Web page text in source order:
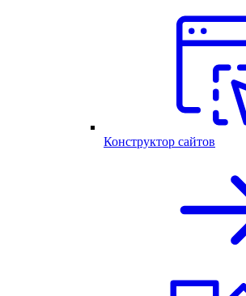
Конструктор сайтов